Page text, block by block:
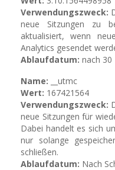
Verwendungszweck:
neue Sitzungen zu
aktualisiert, wenn
Analytics gesendet
Ablaufdatum: nach 30
Name: __utmc
Wert: 167421564
Verwendungszweck:
neue Sitzungen für
Dabei handelt es sich
nur solange
schließen.
Ablaufdatum: Nach